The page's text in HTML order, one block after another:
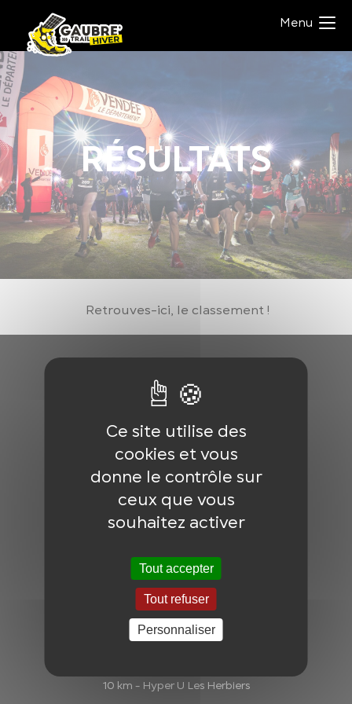
Menu
RÉSULTATS
Retrouves-ici, le classement !
MENU
Actualités
Partenaires
Bénévoles
Contact
Réglement de la course
10 km - Hyper U Les Herbiers
Panneau de gestion des cookies
Ce site utilise des
cookies et vous
donne le contrôle sur
ceux que vous
souhaitez activer
Tout accepter
Tout refuser
Personnaliser